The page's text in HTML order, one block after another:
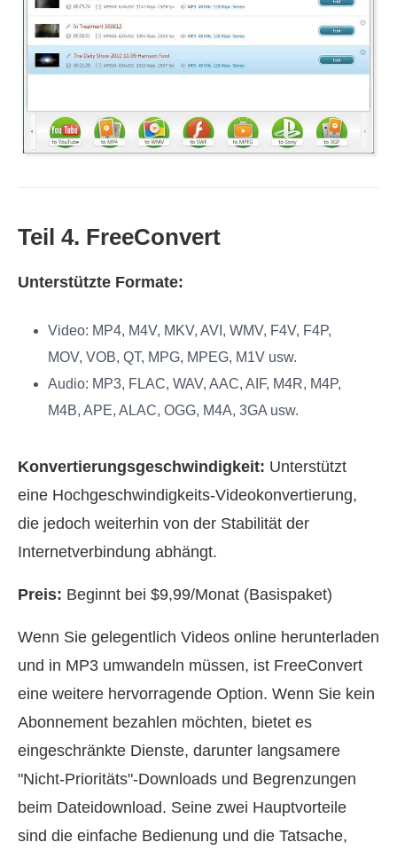
Teil 4. FreeConvert
Unterstützte Formate:
Video: MP4, M4V, MKV, AVI, WMV, F4V, F4P,
MOV, VOB, QT, MPG, MPEG, M1V usw.
Audio: MP3, FLAC, WAV, AAC, AIF, M4R, M4P,
M4B, APE, ALAC, OGG, M4A, 3GA usw.
Konvertierungsgeschwindigkeit: Unterstützt
eine Hochgeschwindigkeits-Videokonvertierung,
die jedoch weiterhin von der Stabilität der
Internetverbindung abhängt.
Preis: Beginnt bei $9,99/Monat (Basispaket)
Wenn Sie gelegentlich Videos online herunterladen
und in MP3 umwandeln müssen, ist FreeConvert
eine weitere hervorragende Option. Wenn Sie kein
Abonnement bezahlen möchten, bietet es
eingeschränkte Dienste, darunter langsamere
"Nicht-Prioritäts"-Downloads und Begrenzungen
beim Dateidownload. Seine zwei Hauptvorteile
sind die einfache Bedienung und die Tatsache,